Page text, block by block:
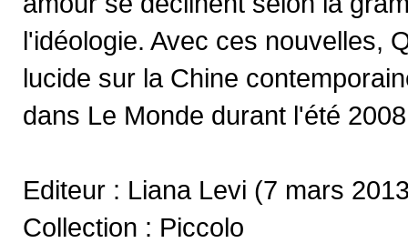
l'idéologie. Avec ces nouvelles,
lucide sur la Chine
dans Le Monde durant l'été
Editeur : Liana Levi (7 mars
Collection : Piccolo